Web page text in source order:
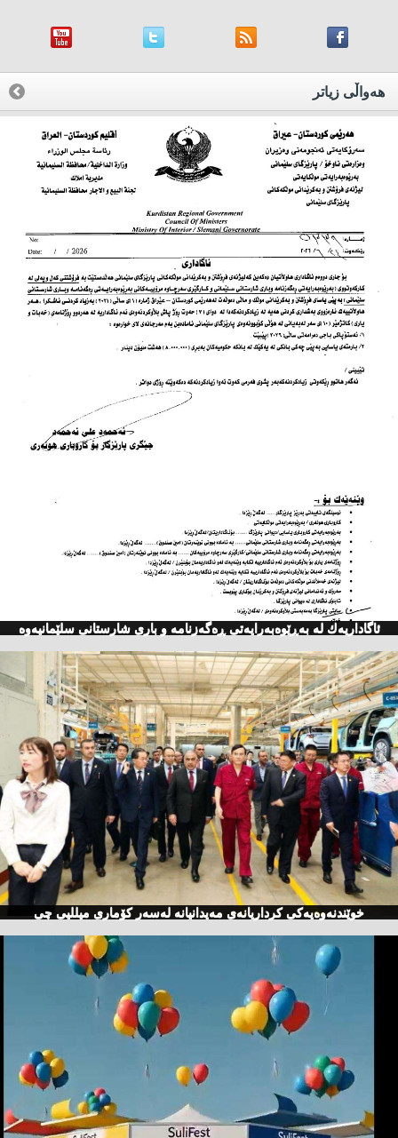
هه‌واڵی زیاتر
ئاگاداریه‌ك له‌ به‌ڕێوه‌به‌رایه‌تی ڕه‌گه‌زنامه‌ و باری شارستانی سلێمانیه‌وه‌
خوێندنەوەیەكی كرداریانەی مەیدانیانە لەسەر كۆماری میللیی چی